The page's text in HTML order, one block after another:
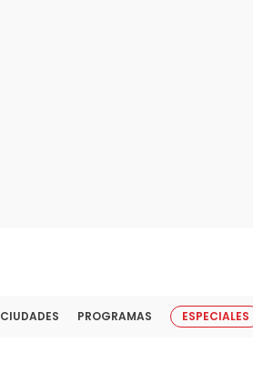
CIUDADES PROGRAMAS ESPECIALES